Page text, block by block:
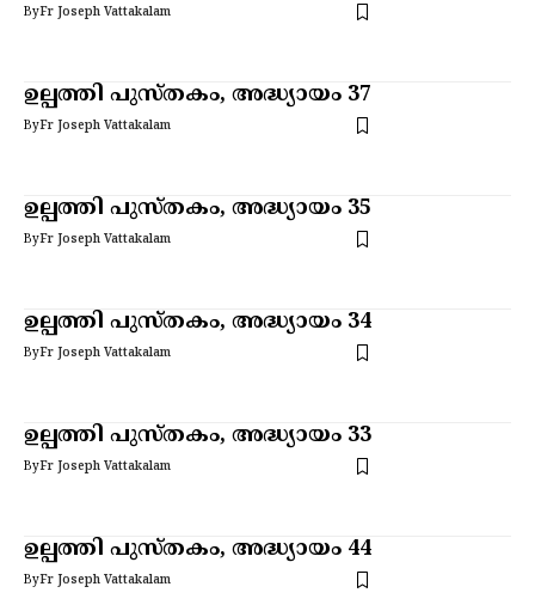
ByFr Joseph Vattakalam
ഉല്പത്തി പുസ്തകം, അദ്ധ്യായം 37
ByFr Joseph Vattakalam
ഉല്പത്തി പുസ്തകം, അദ്ധ്യായം 35
ByFr Joseph Vattakalam
ഉല്പത്തി പുസ്തകം, അദ്ധ്യായം 34
ByFr Joseph Vattakalam
ഉല്പത്തി പുസ്തകം, അദ്ധ്യായം 33
ByFr Joseph Vattakalam
ഉല്പത്തി പുസ്തകം, അദ്ധ്യായം 44
ByFr Joseph Vattakalam